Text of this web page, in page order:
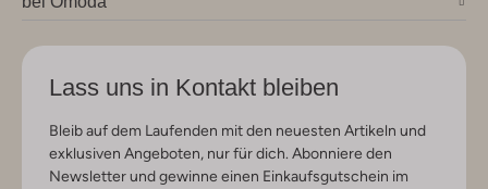
Lass uns in Kontakt bleiben
Bleib auf dem Laufenden mit den neuesten Artikeln und
exklusiven Angeboten, nur für dich. Abonniere den
Newsletter und gewinne einen Einkaufsgutschein im